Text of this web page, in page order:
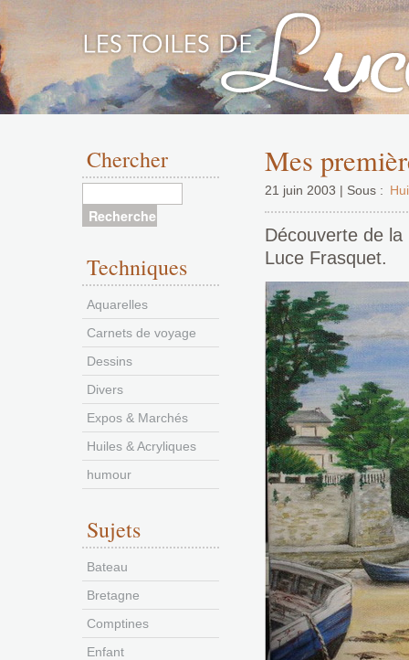
Aller
contenu
Mes
21 juin 2003 | Sous :
Découverte de
Luce Frasquet.
Chercher
Techniques
Aquarelles
Carnets de voyage
Dessins
Divers
Expos & Marchés
Huiles & Acryliques
humour
Sujets
Bateau
Bretagne
Comptines
Enfant